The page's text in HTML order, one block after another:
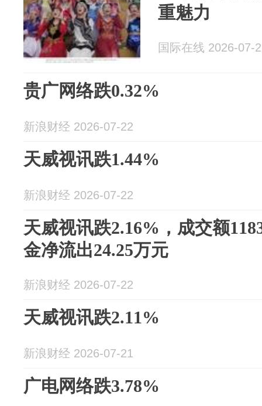
重魅力
国际在线 2026-07-
贵广网络跌0.32%
新浪财经 2026-07-22
天威视讯跌1.44%
新浪财经 2026-07-22
天威视讯跌2.16%，成交额
金净流出24.25万元
新浪财经 2026-07-22
天威视讯跌2.11%
新浪财经 2026-07-21
广电网络跌3.78%